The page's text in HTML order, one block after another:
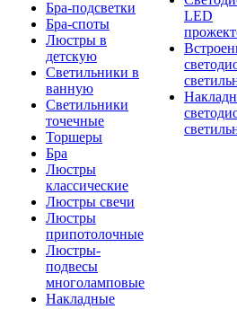
Бра-подсветки
Бра-споты
Люстры в
детскую
Светильники в
ванную
Светильники
точечные
Торшеры
Бра
Люстры
классические
Люстры свечи
Люстры
припотолочные
Люстры-
подвесы
многоламповые
Накладные
LED